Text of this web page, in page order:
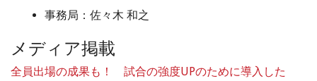
事務局：佐々木 和之
メディア掲載
全員出場の成果も！ 試合の強度UPのために導入した